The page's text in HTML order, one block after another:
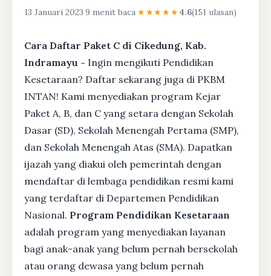
13 Januari 2023·9 menit baca·★★★★★4.6(151 ulasan)
Cara Daftar Paket C di Cikedung, Kab.
Indramayu - Ingin mengikuti Pendidikan
Kesetaraan? Daftar sekarang juga di PKBM
INTAN! Kami menyediakan program Kejar
Paket A, B, dan C yang setara dengan Sekolah
Dasar (SD), Sekolah Menengah Pertama (SMP),
dan Sekolah Menengah Atas (SMA). Dapatkan
ijazah yang diakui oleh pemerintah dengan
mendaftar di lembaga pendidikan resmi kami
yang terdaftar di Departemen Pendidikan
Nasional. Program Pendidikan Kesetaraan
adalah program yang menyediakan layanan
bagi anak-anak yang belum pernah bersekolah
atau orang dewasa yang belum pernah